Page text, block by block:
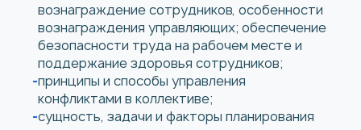
вознаграждение сотрудников, особенности
вознаграждения управляющих; обеспечение
безопасности труда на рабочем месте и
поддержание здоровья сотрудников;
принципы и способы управления
конфликтами в коллективе;
сущность, задачи и факторы планирования